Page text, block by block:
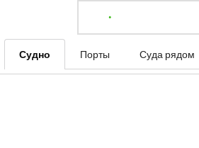
Судно Порты Суда рядом